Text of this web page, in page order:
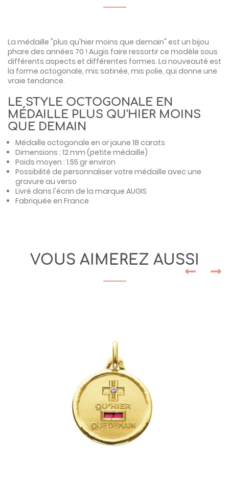
La médaille "plus qu'hier moins que demain" est un bijou
phare des années 70 ! Augis faire ressortir ce modèle sous
différents aspects et différentes formes. La nouveauté est
la forme octogonale, mis satinée, mis polie, qui donne une
vraie tendance.
LE STYLE OCTOGONALE EN
MÉDAILLE PLUS QU'HIER MOINS
QUE DEMAIN
Médaille octogonale en or jaune 18 carats
Dimensions : 12 mm (petite médaille)
Poids moyen : 1.55 gr environ
Possibilité de personnaliser votre médaille avec une
gravure au verso
Livré dans l'écrin de la marque AUGIS
Fabriquée en France
VOUS AIMEREZ AUSSI